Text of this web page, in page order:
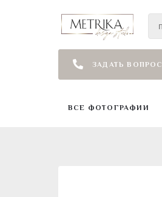
ЗАДАТЬ ВОПРОС
ВСЕ ФОТОГРАФИИ